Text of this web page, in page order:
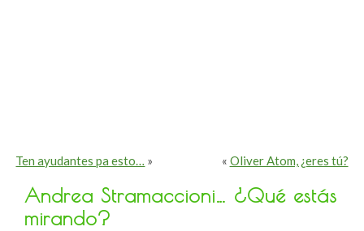
Ten ayudantes pa esto… » « Oliver Atom, ¿eres tú?
Andrea Stramaccioni… ¿Qué estás
mirando?